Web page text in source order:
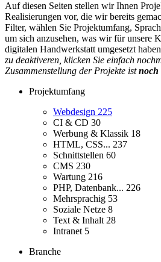
Auf diesen Seiten stellen wir Ihnen
Realisierungen vor, die wir bereits
Filter, wählen Sie Projektumfang,
um sich anzusehen, was wir für unsere
digitalen Handwerkstatt umgesetzt
zu deaktiveren, klicken Sie einfach
Zusammenstellung der Projekte istnoch
Projektumfang
Webdesign 225
CI & CD 30
Werbung & Klassik 18
HTML, CSS... 237
Schnittstellen 60
CMS 230
Wartung 216
PHP, Datenbank... 226
Mehrsprachig 53
Soziale Netze 8
Text & Inhalt 28
Intranet 5
Branche